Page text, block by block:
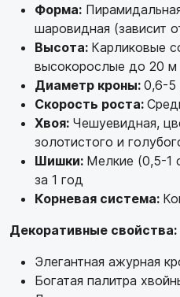
Форма:
шаровидная (зависит
Высота: Карликовые
высокорослые до 20 м
Диаметр кроны: 0,6-5
Скорость роста:
Хвоя: Чешуевидная,
золотистого и
Шишки: Мелкие (0,5-1
за 1 год
Корневая система:
Декоративные свойства:
Элегантная ажурная
Богатая палитра